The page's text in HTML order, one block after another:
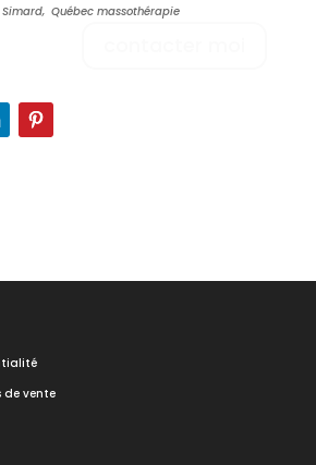
Simard, Québec massothérapie
de vente